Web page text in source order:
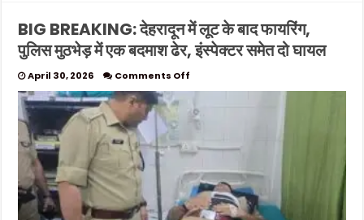
BIG BREAKING: देहरादून में लूट के बाद फायरिंग,
पुलिस मुठभेड़ में एक बदमाश ढेर, इंस्पेक्टर समेत दो घायल
April 30, 2026 Comments Off
BIG
देहरादून
लूट
के
बाद
फायरिंग,
पुलिस
मुठभेड़